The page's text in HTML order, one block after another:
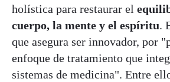
holística para restaurar el
cuerpo, la mente y el espíritu.
que asegura ser innovador, por
enfoque de tratamiento que
sistemas de medicina". Entre